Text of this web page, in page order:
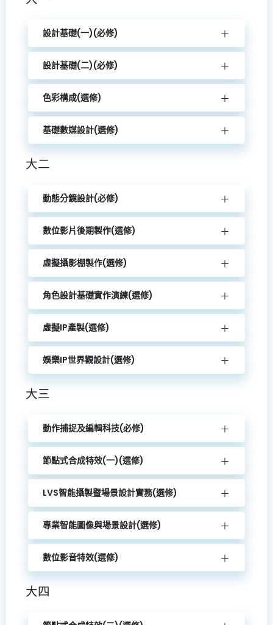
設計基礎(一)(必修)
設計基礎(二)(必修)
色彩構成(選修)
基礎數媒設計(選修)
大二
動態分鏡設計(必修)
數位影片後期製作(選修)
虛擬攝影棚製作(選修)
角色設計基礎實作演練(選修)
虛擬IP產製(選修)
娛樂IP世界觀設計(選修)
大三
動作捕捉及編輯科技(必修)
節點式合成特效(一)(選修)
LVS智能攝製暨場景設計實務(選修)
專業智能圖像與場景設計(選修)
數位影音特效(選修)
大四